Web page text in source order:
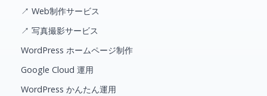
↗ Web制作サービス
↗ 写真撮影サービス
WordPress ホームページ制作
Google Cloud 運用
WordPress かんたん運用